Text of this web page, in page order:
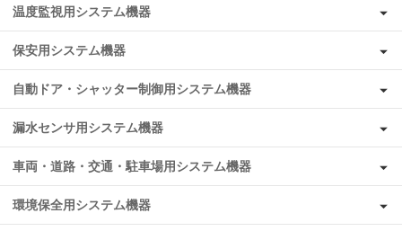
温度監視用システム機器
保安用システム機器
自動ドア・シャッター制御用システム機器
漏水センサ用システム機器
車両・道路・交通・駐車場用システム機器
環境保全用システム機器